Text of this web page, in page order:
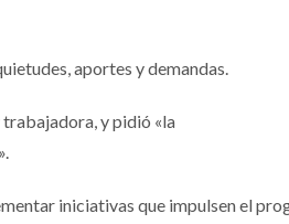
aportes y demandas.
y pidió «la
iniciativas que impulsen el